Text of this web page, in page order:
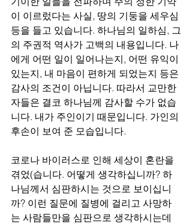
이 이르렀다는 사실, 땅의 기둥을 세우심
등을 들고 있습니다. 하나님의 일하심, 그
의 주권적 역사가 고백의 내용입니다. 나
에게 어떤 일이 일어나는지, 어떤 유익이
있는지, 내 마음이 편하게 되었는지 등은
감사의 조건이 아닙니다. 따라서 교만한
자들은 결코 하나님께 감사할 수가 없습
니다. 내가 주인이기 때문입니다. 가인의
후손이 보여 준 모습입니다.
코로나 바이러스로 인해 세상이 혼란을
겪었(습니다. 어떻게 생각하십니까? 하
나님께서 심판하시는 것으로 보이십니
까? 이런 질문에 질병에 걸리고 사망하
는 사람들만을 심판으로 생각하시는데